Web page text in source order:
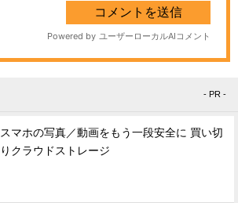
- PR -
スマホの写真／動画をもう一段安全に 買い切
りクラウドストレージ